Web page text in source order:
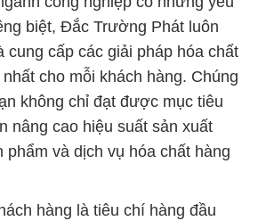
biệt, Đắc Trường Phát luôn
cung cấp các giải pháp hóa chất
cho mỗi khách hàng. Chúng
không chỉ đạt được mục tiêu
nâng cao hiệu suất sản xuất
phẩm và dịch vụ hóa chất hàng
hàng là tiêu chí hàng đầu